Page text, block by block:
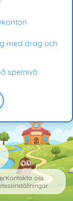
med drag och
spelnivå
Kontakta oss